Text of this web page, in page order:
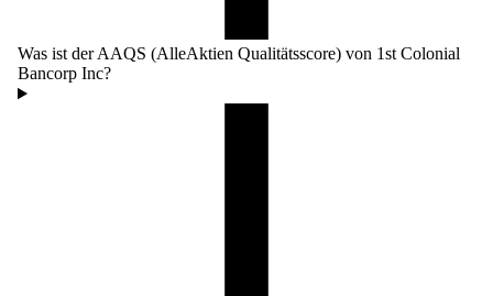
Was ist der AAQS (AlleAktien Qualitätsscore) von 1st Colonial
Bancorp Inc?